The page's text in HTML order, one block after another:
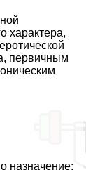
хаpaктера,
первичным
назначение: